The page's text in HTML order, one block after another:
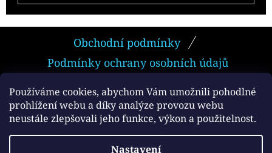
Používáme cookies, abychom Vám umožnili pohodlné
prohlížení webu a díky analýze provozu webu
neustále zlepšovali jeho funkce, výkon a použitelnost.
Nastavení
P
A
T
Obchodní podmínky
Podmínky ochrany osobních údajů
Facebook
Vytvořil Shoptet